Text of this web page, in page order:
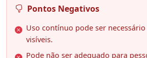
Pontos Negativos
Uso contínuo pode ser
visíveis.
Pode não ser adequado para